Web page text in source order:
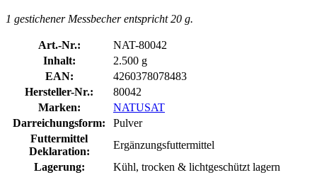
1 gestichener Messbecher entspricht 20 g.
Art.-Nr.:
NAT-80042
Inhalt:
2.500 g
EAN:
4260378078483
Hersteller-Nr.:
80042
Marken:
NATUSAT
Darreichungsform:
Pulver
Futtermittel
Deklaration:
Ergänzungsfuttermittel
Lagerung:
Kühl, trocken & lichtgeschützt lagern